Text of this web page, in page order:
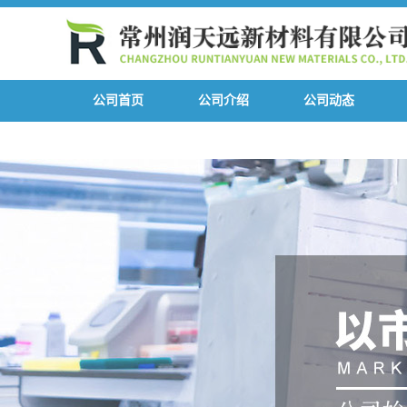
公司首页 公司介绍 公司动态